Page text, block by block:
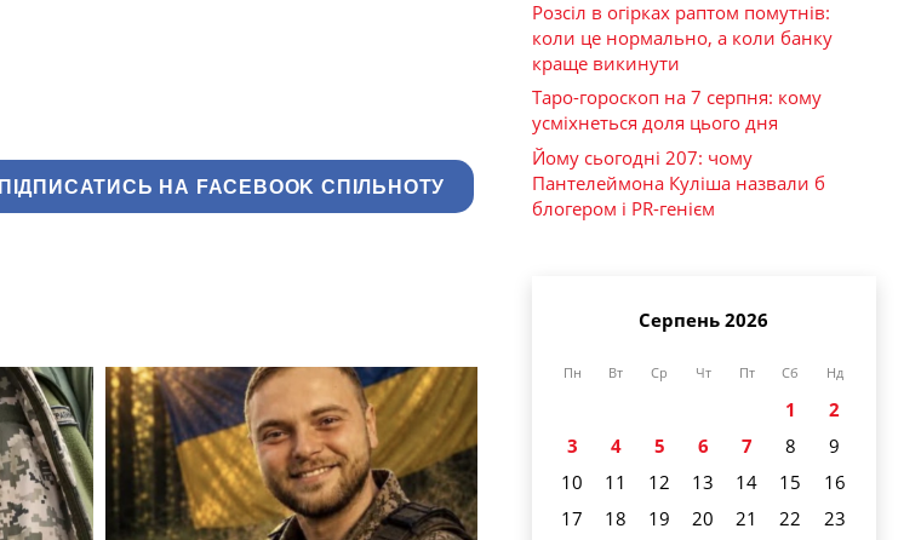
ПІДПИСАТИСЬ НА FACEBOOK СПІЛЬНОТУ
Розсіл в огірках раптом помутнів:
коли це нормально, а коли банку
краще викинути
Таро-гороскоп на 7 серпня: кому
усміхнеться доля цього дня
Йому сьогодні 207: чому
Пантелеймона Куліша назвали б
блогером і PR-генієм
Серпень 2026
Пн Вт Ср Чт Пт Сб Нд
1
2
3
4 5 6 7 8
9
10
11 12 13 14 15
16
17
18 19 20 21 22
23